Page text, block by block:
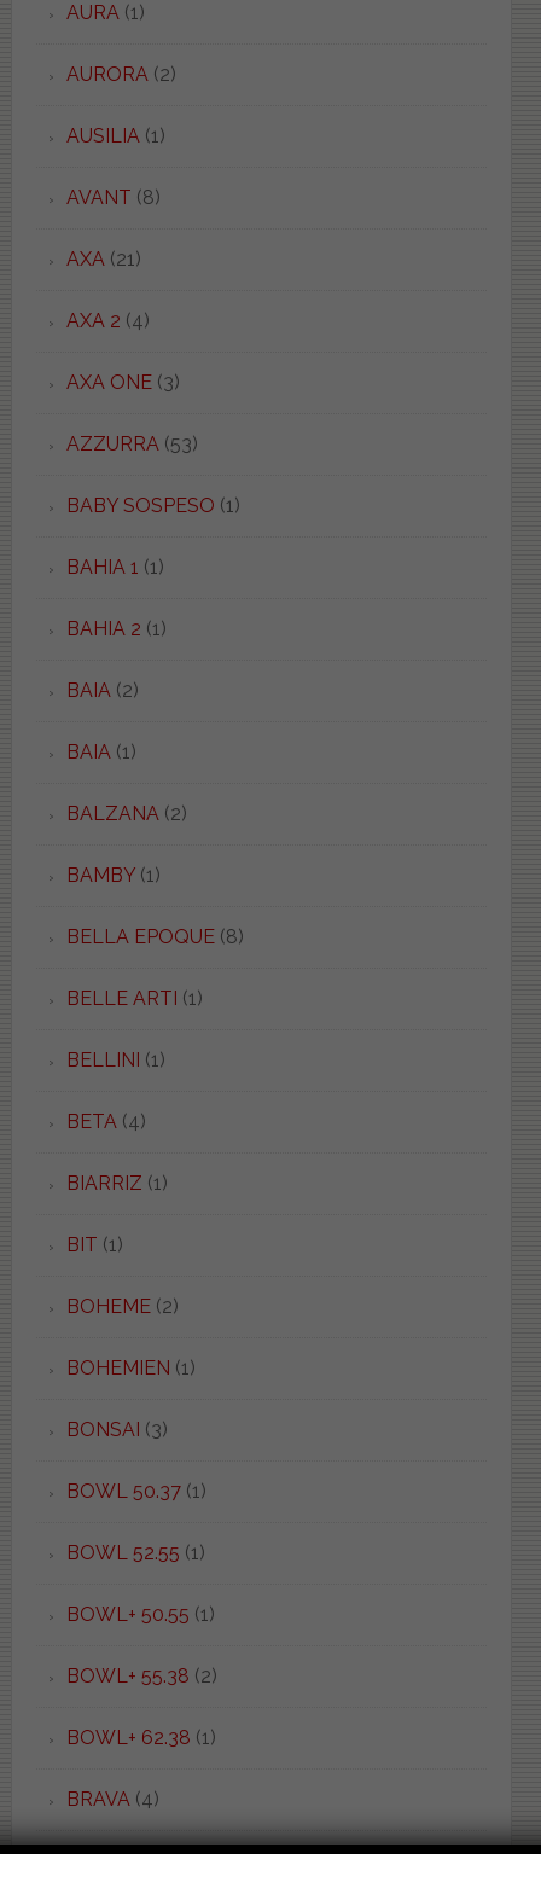
AURA(1)
AURORA(2)
AUSILIA(1)
AVANT (8)
AXA(21)
AXA 2 (4)
AXA ONE(3)
AZZURRA(53)
BABY SOSPESO (1)
BAHIA 1 (1)
BAHIA 2 (1)
BAIA(2)
BAIA(1)
BALZANA(2)
BAMBY(1)
BELLA EPOQUE(8)
BELLE ARTI (1)
BELLINI (1)
BETA(4)
BIARRIZ (1)
BIT (1)
BOHEME(2)
BOHEMIEN (1)
BONSAI (3)
BOWL 50.37(1)
BOWL 52.55 (1)
BOWL+ 50.55 (1)
BOWL+ 55.38 (2)
BOWL+ 62.38 (1)
BRAVA(4)
BRENTA(2)